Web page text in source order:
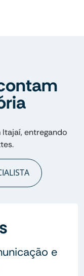
entregando
e